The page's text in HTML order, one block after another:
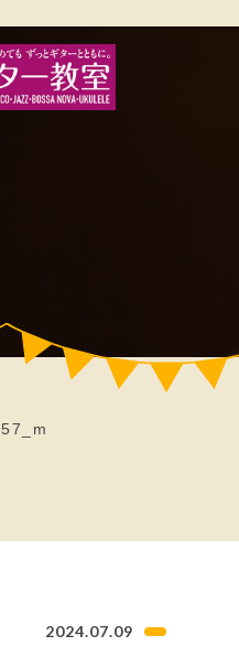
2024.07.09